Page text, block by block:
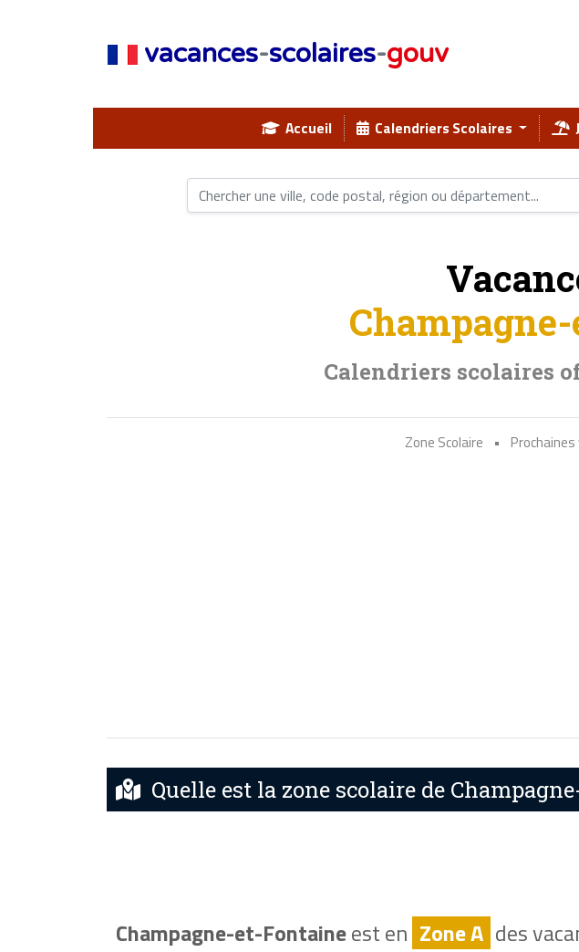
vacances-scolaires-gouv
Accueil Calendriers Scolaires
Calendriers scolaires
Zone Scolaire •
Quelle est la zone scolaire de
Champagne-et-Fontaineest en Zone A des